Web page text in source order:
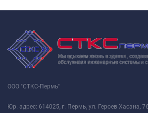
ООО "СТКС-Пермь"
Юр. адрес: 614025, г. Пермь, ул. Героев Хасана,